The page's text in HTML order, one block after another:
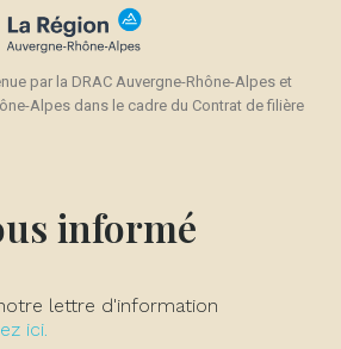
par la DRAC Auvergne-Rhône-Alpes et
Alpes dans le cadre du Contrat de filière
informé
lettre d'information
ici.